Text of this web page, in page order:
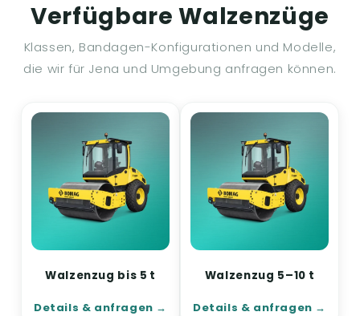
Verfügbare Walzenzüge
Klassen, Bandagen-Konfigurationen und Modelle,
die wir für Jena und Umgebung anfragen können.
Walzenzug bis 5 t
Details & anfragen
Walzenzug 5–10 t
Details & anfragen